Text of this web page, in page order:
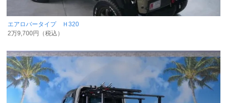
エアロバータイプ Ｈ320
2万9,700円（税込）